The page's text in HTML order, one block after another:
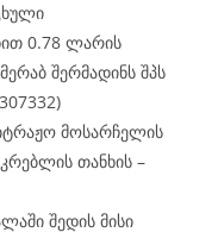
0.78 ლარის
შერმადინს შპს
მოსარჩელის
თანხის –
შედის მისი